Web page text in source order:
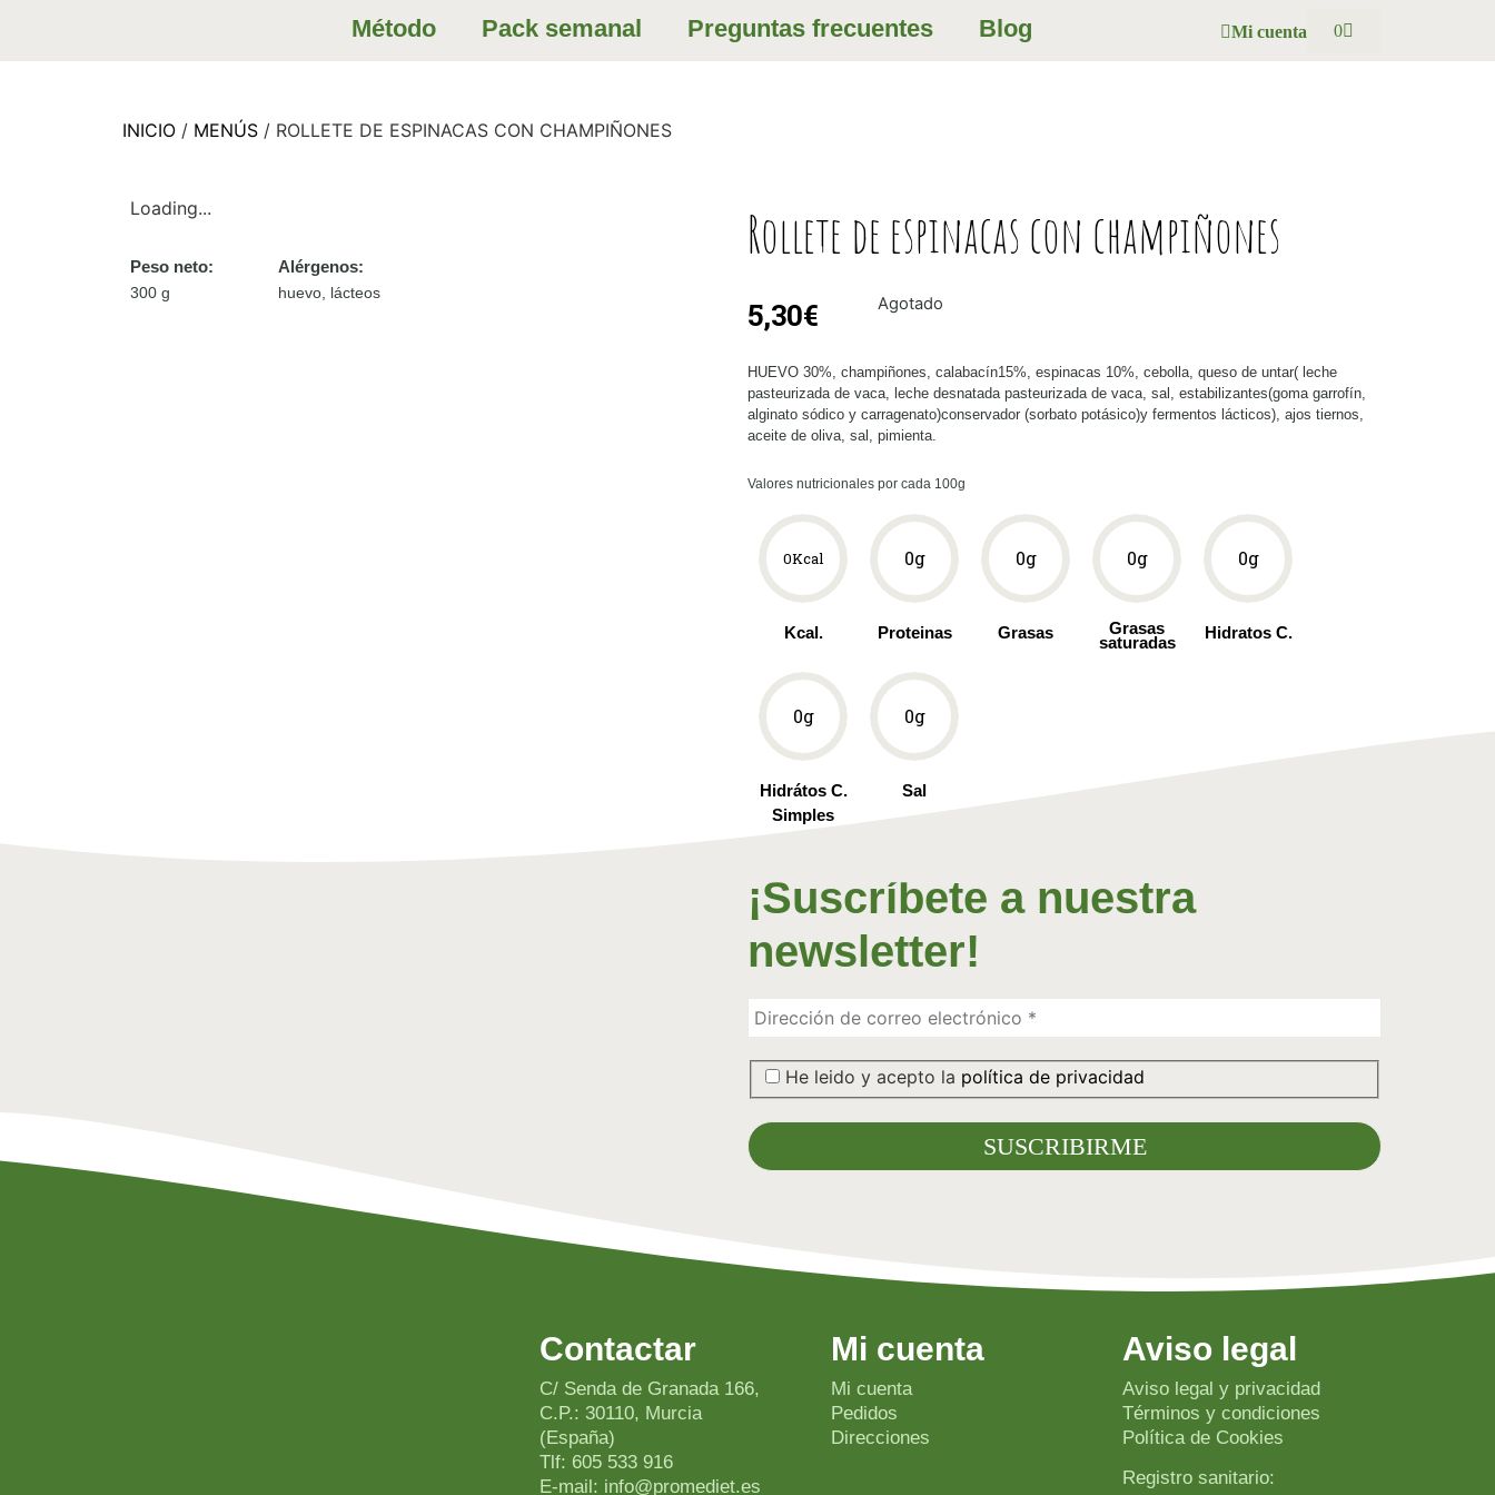
Método Pack semanal Preguntas frecuentes Blog Mi cuenta 0
INICIO/ MENÚS/ ROLLETE DE ESPINACAS CON CHAMPIÑONES
Loading...
Peso neto:
300 g
Alérgenos:
huevo, lácteos
Rollete de espinacas con champiñones
5,30€ Agotado
HUEVO 30%, champiñones, calabacín15%, espinacas 10%, cebolla, queso de untar( leche
pasteurizada de vaca, leche desnatada pasteurizada de vaca, sal, estabilizantes(goma garrofín,
alginato sódico y carragenato)conservador (sorbato potásico)y fermentos lácticos), ajos tiernos,
aceite de oliva, sal, pimienta.
Valores nutricionales por cada 100g
0Kcal
Kcal.
0g
Proteinas
0g
Grasas
0g
Grasas
saturadas
0g
Hidratos C.
0g
Hidrátos C.
Simples
0g
Sal
¡Suscríbete a nuestra
newsletter!
He leido y acepto la política de privacidad
Contactar
C/ Senda de Granada 166,
C.P.: 30110, Murcia
(España)
Tlf: 605 533 916
E-mail: info@promediet.es
Mi cuenta
Mi cuenta
Pedidos
Direcciones
Aviso legal
Aviso legal y privacidad
Términos y condiciones
Política de Cookies
Registro sanitario: